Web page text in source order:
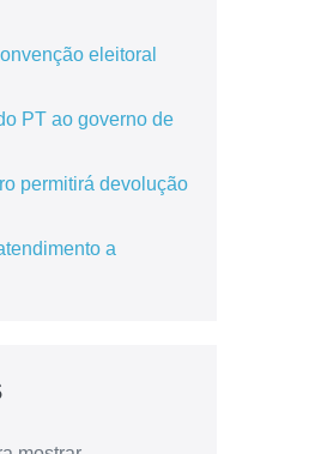
eleitoral
PT ao governo de
permitirá devolução
a